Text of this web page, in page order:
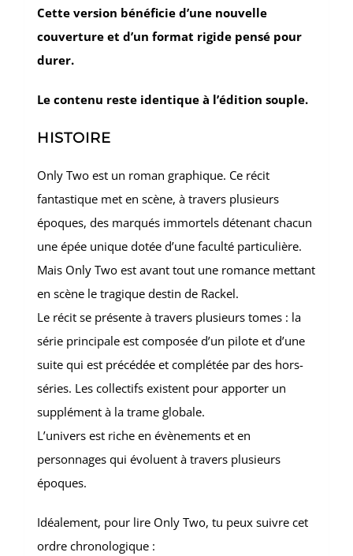
Cette version bénéficie d’une nouvelle
couverture et d’un format rigide pensé pour
durer.
Le contenu reste identique à l’édition souple.
HISTOIRE
Only Two est un roman graphique. Ce récit
fantastique met en scène, à travers plusieurs
époques, des marqués immortels détenant chacun
une épée unique dotée d’une faculté particulière.
Mais Only Two est avant tout une romance mettant
en scène le tragique destin de Rackel.
Le récit se présente à travers plusieurs tomes : la
série principale est composée d’un pilote et d’une
suite qui est précédée et complétée par des hors-
séries. Les collectifs existent pour apporter un
supplément à la trame globale.
L’univers est riche en évènements et en
personnages qui évoluent à travers plusieurs
époques.
Idéalement, pour lire Only Two, tu peux suivre cet
ordre chronologique :